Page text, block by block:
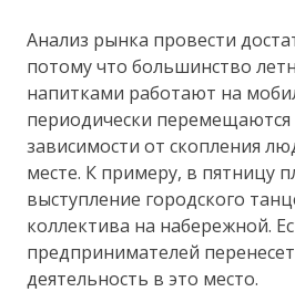
Анализ рынка провести
потому что большинство
напитками работают на
периодически перемещаются
зависимости от скопления
месте. К примеру, в пятницу
выступление городского
коллектива на набережной.
предпринимателей
деятельность в это место.